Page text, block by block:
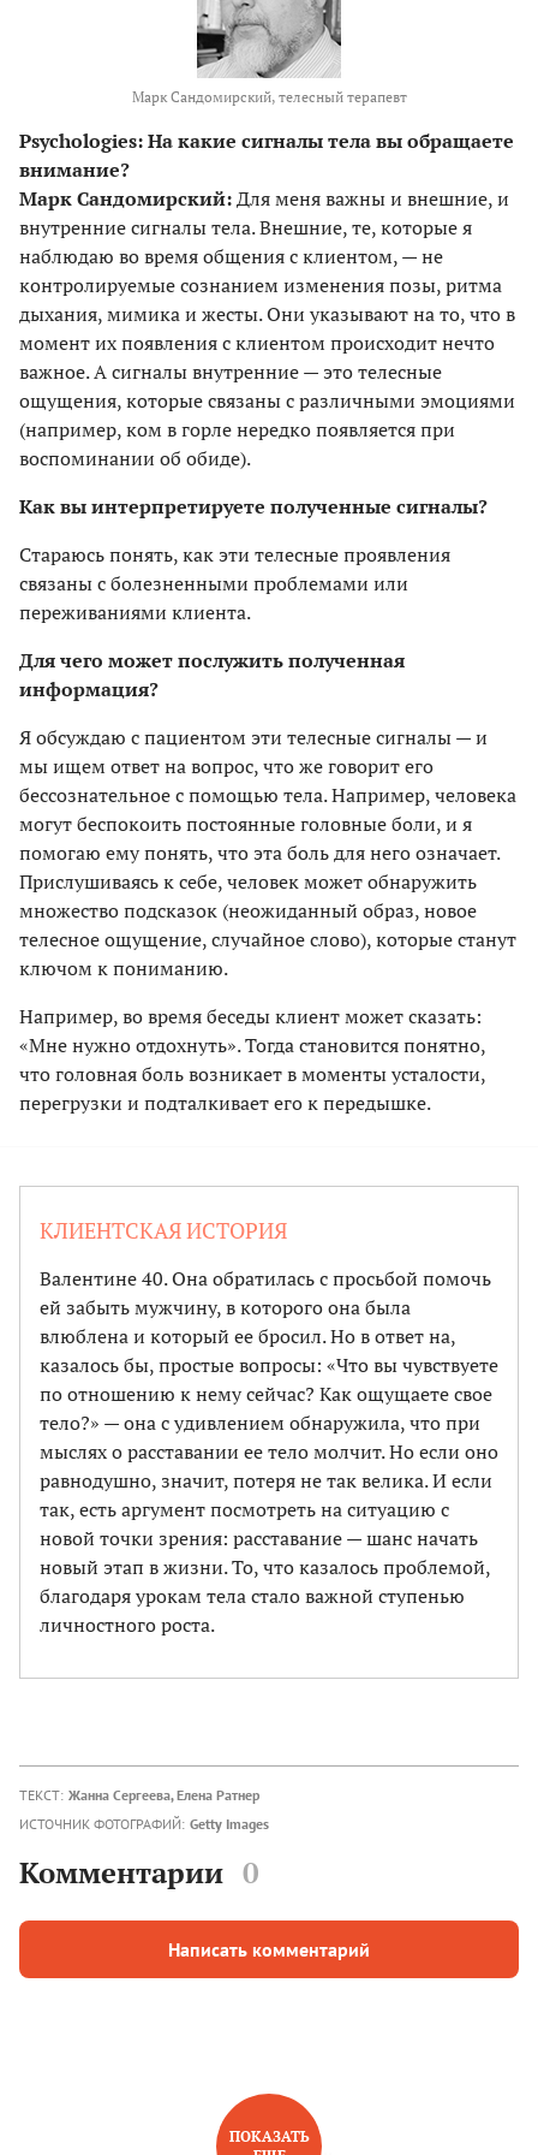
Марк Сандомирский, телесный терапевт
Psychologies: На какие сигналы тела вы обращаете
внимание?
Марк Сандомирский:Для меня важны и внешние, и
внутренние сигналы тела. Внешние, те, которые я
наблюдаю во время общения с клиентом, — не
контролируемые сознанием изменения позы, ритма
дыхания, мимика и жесты. Они указывают на то, что в
момент их появления с клиентом происходит нечто
важное. А сигналы внутренние — это телесные
ощущения, которые связаны с различными эмоциями
(например, ком в горле нередко появляется при
воспоминании об обиде).
Как вы интерпретируете полученные сигналы?
Стараюсь понять, как эти телесные проявления
связаны с болезненными проблемами или
переживаниями клиента.
Для чего может послужить полученная
информация?
Я обсуждаю с пациентом эти телесные сигналы — и
мы ищем ответ на вопрос, что же говорит его
бессознательное с помощью тела. Например, человека
могут беспокоить постоянные головные боли, и я
помогаю ему понять, что эта боль для него означает.
Прислушиваясь к себе, человек может обнаружить
множество подсказок (неожиданный образ, новое
телесное ощущение, случайное слово), которые станут
ключом к пониманию.
Например, во время беседы клиент может сказать:
«Мне нужно отдохнуть». Тогда становится понятно,
что головная боль возникает в моменты усталости,
перегрузки и подталкивает его к передышке.
КЛИЕНТСКАЯ ИСТОРИЯ
Валентине 40. Она обратилась с просьбой помочь
ей забыть мужчину, в которого она была
влюблена и который ее бросил. Но в ответ на,
казалось бы, простые вопросы: «Что вы чувствуете
по отношению к нему сейчас? Как ощущаете свое
тело?» — она с удивлением обнаружила, что при
мыслях о расставании ее тело молчит. Но если оно
равнодушно, значит, потеря не так велика. И если
так, есть аргумент посмотреть на ситуацию с
новой точки зрения: расставание — шанс начать
новый этап в жизни. То, что казалось проблемой,
благодаря урокам тела стало важной ступенью
личностного роста.
ТЕКСТ: Жанна Сергеева, Елена Ратнер
ИСТОЧНИК ФОТОГРАФИЙ: Getty Images
Комментарии 0
Написать комментарий
ПОКАЗАТЬ